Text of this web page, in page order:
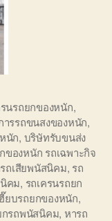
นรถยกของหนัก,
ารรถขนสงของหนัก,
นัก, บริษัทรับขนส่ง
ของหนัก รถเฉพาะกิจ
ถเสียพนัสนิคม, รถ
คม, รถเครนรถยก
ยบรถยกของหนัก,
กรถพนัสนิคม, หารถ